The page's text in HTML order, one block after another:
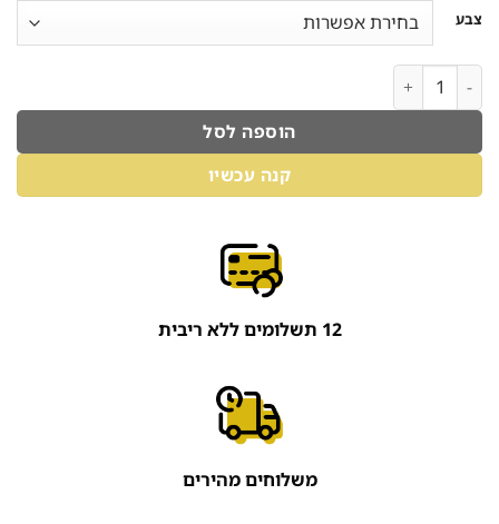
צבע
כמות של לוח חיתוך מקצועי 60/40 ס"מ שחור
הוספה לסל
קנה עכשיו
12 תשלומים ללא ריבית
משלוחים מהירים